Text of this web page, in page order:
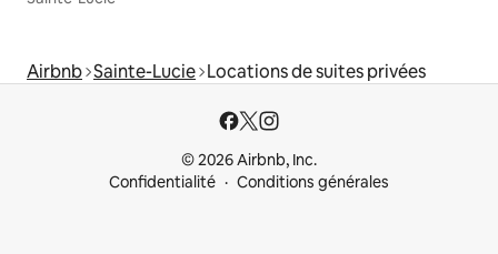
Airbnb Sainte-Lucie Locations de suites privées
© 2026 Airbnb, Inc.
Confidentialité
Conditions générales